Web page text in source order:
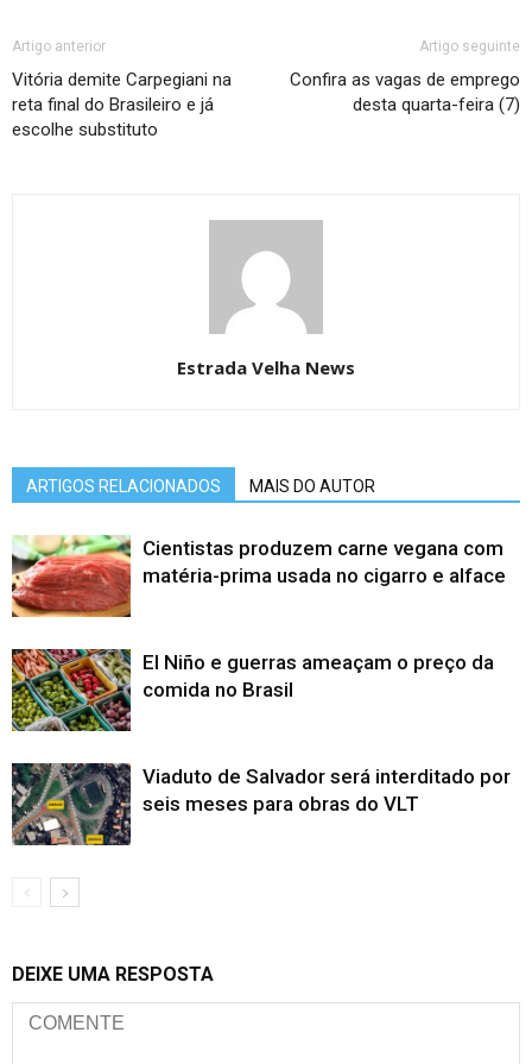
Artigo anterior
Vitória demite Carpegiani na
reta final do Brasileiro e já
escolhe substituto
Artigo seguinte
Confira as vagas de emprego
desta quarta-feira (7)
Estrada Velha News
ARTIGOS RELACIONADOS MAIS DO AUTOR
Cientistas produzem carne vegana com
matéria-prima usada no cigarro e alface
El Niño e guerras ameaçam o preço da
comida no Brasil
Viaduto de Salvador será interditado por
seis meses para obras do VLT
DEIXE UMA RESPOSTA